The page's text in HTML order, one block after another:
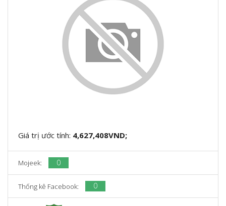
Giá trị ước tính: 4,627,408VND;
Mojeek: 0
Thống kê Facebook: 0